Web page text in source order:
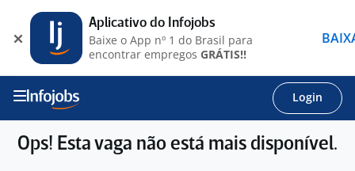
Login
Ops! Esta vaga não está mais disponível.
Aplicativo do Infojobs
Baixe o App nº 1 do Brasil para
encontrar empregos GRÁTIS!!